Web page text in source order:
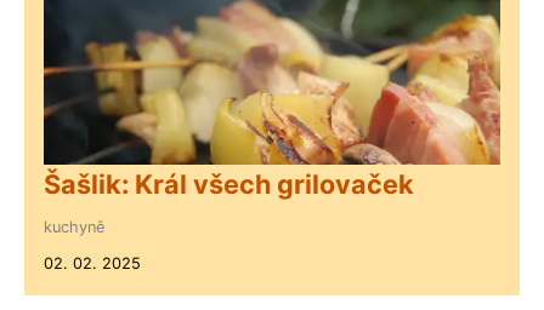
Šašlik: Král všech grilovaček
kuchyně
02. 02. 2025